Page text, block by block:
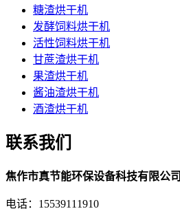
糖渣烘干机
发酵饲料烘干机
活性饲料烘干机
甘蔗渣烘干机
果渣烘干机
酱油渣烘干机
酒渣烘干机
联系我们
焦作市真节能环保设备科技有限公司
电话：15539111910